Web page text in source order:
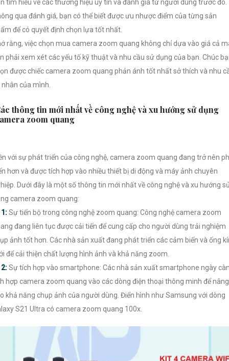
tìm hiểu về các thương hiệu uy tín và đánh giá từ người dùng trước đó.
qua đánh giá, bạn có thể biết được ưu nhược điểm của từng sản
để có quyết định chọn lựa tốt nhất.
rằng, việc chọn mua camera zoom quang không chỉ dựa vào giá cả
phải xem xét các yếu tố kỹ thuật và nhu cầu sử dụng của bạn. Chúc
được chiếc camera zoom quang phản ánh tốt nhất sở thích và nhu
nhân của mình.
thông tin mới nhất về công nghệ và xu hướng sử dụng
zoom quang
với sự phát triển của công nghệ, camera zoom quang đang trở nên
hơn và được tích hợp vào nhiều thiết bị di động và máy ảnh chuyên
Dưới đây là một số thông tin mới nhất về công nghệ và xu hướng
camera zoom quang:
1:Sự tiến bộ trong công nghệ zoom quang: Công nghệ camera zoom
đang liên tục được cải tiến để cung cấp cho người dùng trải nghiệm
ảnh tốt hơn. Các nhà sản xuất đang phát triển các cảm biến và ống
để cải thiện chất lượng hình ảnh và khả năng zoom.
2:Sự tích hợp vào smartphone: Các nhà sản xuất smartphone ngày
hợp camera zoom quang vào các dòng điện thoại thông minh để nâng
khả năng chụp ảnh của người dùng. Điển hình như Samsung với dòng
S21 Ultra có camera zoom quang 100x.